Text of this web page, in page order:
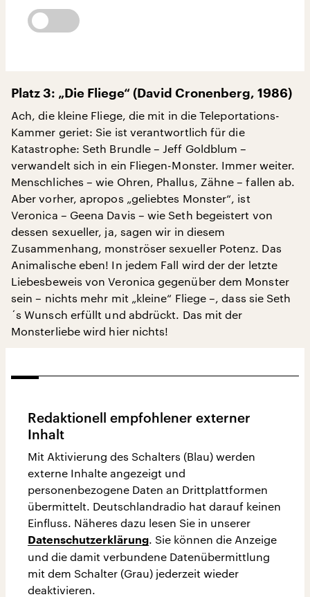
Platz 3: „Die Fliege“ (David Cronenberg, 1986)
Ach, die kleine Fliege, die mit in die Teleportations-
Kammer geriet: Sie ist verantwortlich für die
Katastrophe: Seth Brundle – Jeff Goldblum –
verwandelt sich in ein Fliegen-Monster. Immer weiter.
Menschliches – wie Ohren, Phallus, Zähne – fallen ab.
Aber vorher, apropos „geliebtes Monster“, ist
Veronica – Geena Davis – wie Seth begeistert von
dessen sexueller, ja, sagen wir in diesem
Zusammenhang, monströser sexueller Potenz. Das
Animalische eben! In jedem Fall wird der der letzte
Liebesbeweis von Veronica gegenüber dem Monster
sein – nichts mehr mit „kleine“ Fliege –, dass sie Seth
´s Wunsch erfüllt und abdrückt. Das mit der
Monsterliebe wird hier nichts!
Redaktionell empfohlener externer
Inhalt
Mit Aktivierung des Schalters (Blau) werden
externe Inhalte angezeigt und
personenbezogene Daten an Drittplattformen
übermittelt. Deutschlandradio hat darauf keinen
Einfluss. Näheres dazu lesen Sie in unserer
Datenschutzerklärung. Sie können die Anzeige
und die damit verbundene Datenübermittlung
mit dem Schalter (Grau) jederzeit wieder
deaktivieren.